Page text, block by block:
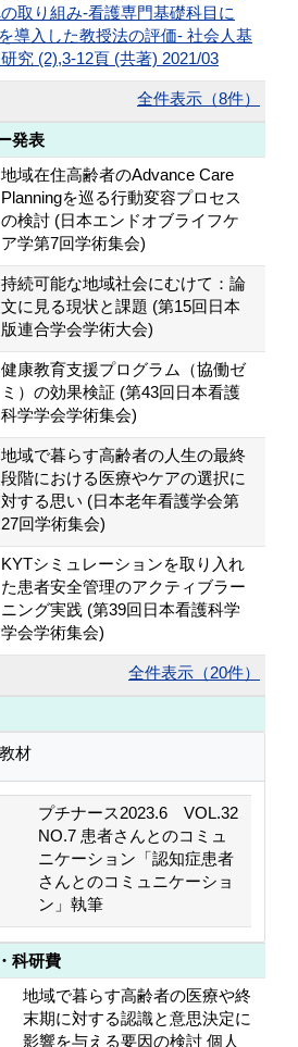
取り組み-看護専門基礎科目に
導入した教授法の評価- 社会人基
究 (2),3-12頁 (共著) 2021/03
全件表示（8件）
発表
地域在住高齢者のAdvance Care
Planningを巡る行動変容プロセス
の検討 (日本エンドオブライフケ
ア学第7回学術集会)
持続可能な地域社会にむけて：論
文に見る現状と課題 (第15回日本
版連合学会学術大会)
健康教育支援プログラム（協働ゼ
ミ）の効果検証 (第43回日本看護
科学学会学術集会)
地域で暮らす高齢者の人生の最終
段階における医療やケアの選択に
対する思い (日本老年看護学会第
27回学術集会)
KYTシミュレーションを取り入れ
た患者安全管理のアクティブラー
ニング実践 (第39回日本看護科学
学会学術集会)
全件表示（20件）
材
プチナース2023.6 VOL.32
NO.7 患者さんとのコミュ
ニケーション「認知症患者
さんとのコミュニケーショ
ン」執筆
科研費
地域で暮らす高齢者の医療や終
末期に対する認識と意思決定に
影響を与える要因の検討 個人